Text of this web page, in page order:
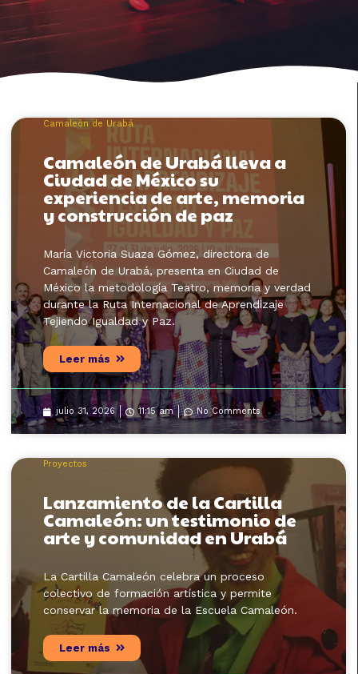
Camaleón de Urabá
Camaleón de Urabá lleva a
Ciudad de México su
experiencia de arte, memoria
y construcción de paz
María Victoria Suaza Gómez, directora de
Camaleón de Urabá, presenta en Ciudad de
México la metodología Teatro, memoria y verdad
durante la Ruta Internacional de Aprendizaje
Tejiendo Igualdad y Paz.
Leer más
julio 31, 2026 11:15 am No Comments
Proyectos
Lanzamiento de la Cartilla
Camaleón: un testimonio de
arte y comunidad en Urabá
La Cartilla Camaleón celebra un proceso
colectivo de formación artística y permite
conservar la memoria de la Escuela Camaleón.
Leer más